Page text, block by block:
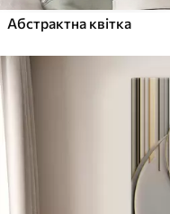
Абстрактна квітка